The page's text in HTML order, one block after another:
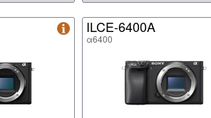
ILCE-6400A
α6400